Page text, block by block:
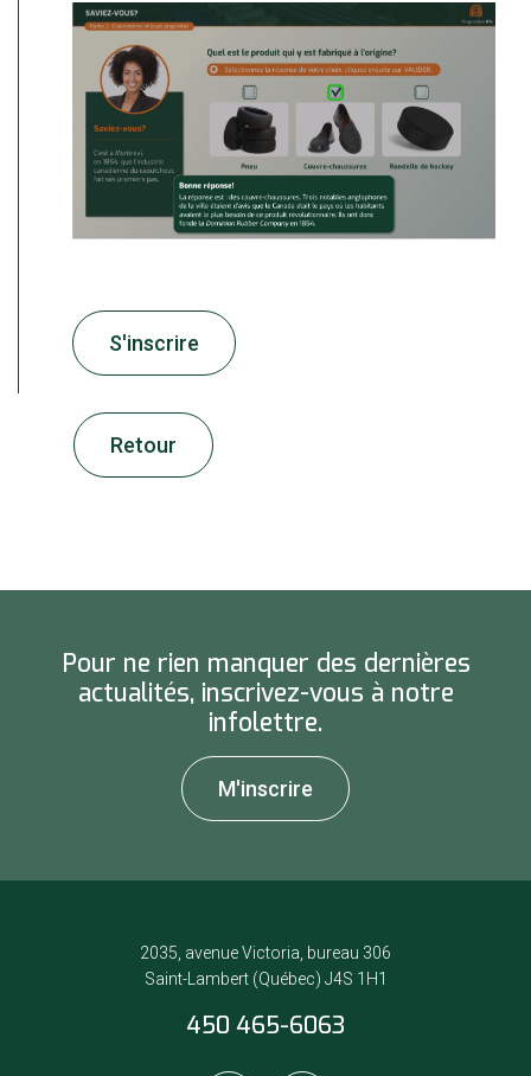
S'inscrire
Retour
Pour ne rien manquer des dernières
actualités, inscrivez-vous à notre
infolettre.
M'inscrire
2035, avenue Victoria, bureau 306
Saint-Lambert (Québec) J4S 1H1
450 465-6063